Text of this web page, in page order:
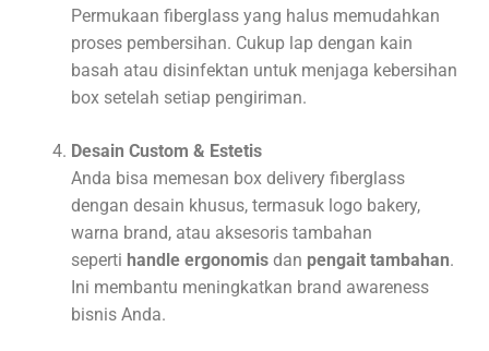
Permukaan fiberglass yang halus memudahkan
proses pembersihan. Cukup lap dengan kain
basah atau disinfektan untuk menjaga kebersihan
box setelah setiap pengiriman.
Desain Custom & Estetis
Anda bisa memesan box delivery fiberglass
dengan desain khusus, termasuk logo bakery,
warna brand, atau aksesoris tambahan
seperti handle ergonomis dan pengait tambahan.
Ini membantu meningkatkan brand awareness
bisnis Anda.